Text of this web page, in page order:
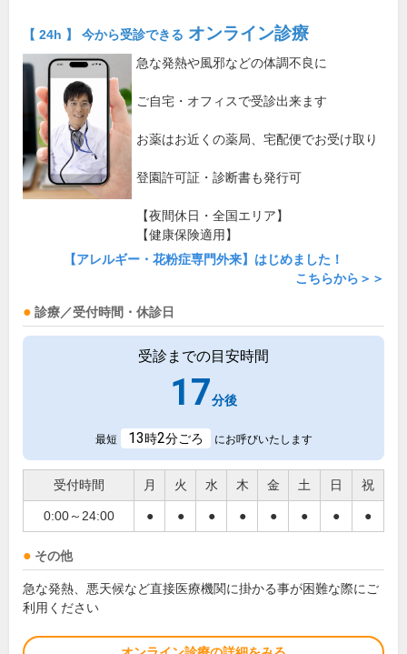
【 24h 】 今から受診できる オンライン診療
急な発熱や風邪などの体調不良に
ご自宅・オフィスで受診出来ます
お薬はお近くの薬局、宅配便でお受け取り
登園許可証・診断書も発行可
【夜間休日・全国エリア】
【健康保険適用】
【アレルギー・花粉症専門外来】はじめました！
こちらから＞＞
診療／受付時間・休診日
受診までの目安時間
17分後
最短 13時2分ごろ にお呼びいたします
受付時間 月 火 水 木 金 土 日 祝
0:00～24:00 ● ● ● ● ● ● ● ●
その他
急な発熱、悪天候など直接医療機関に掛かる事が困難な際にご
利用ください